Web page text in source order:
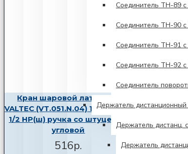
Соединитель TH-89
Соединитель TH-90
Соединитель TH-91
Соединитель TH-92
Соединитель
Держатель дистанционный
Держатель дистанц.
Держатель
Кран шаровой латунный
VALTEC (VT.051.N.04) 1/2 НР(ш) х
1/2 НР(ш) ручка со штуцером
угловой
516р.